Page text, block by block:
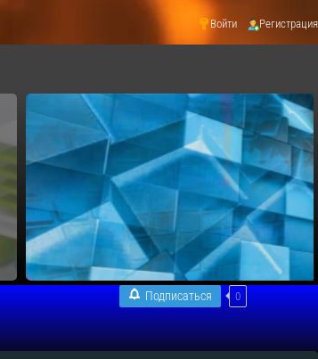
Войти Регистрация
Подписаться 0